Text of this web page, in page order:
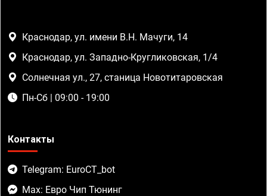
Краснодар, ул. имени В.Н. Мачуги, 14
Краснодар, ул. Западно-Кругликовская, 1/4
Солнечная ул., 27, станица Новотитаровская
Пн-Сб | 09:00 - 19:00
Контакты
Telegram: EuroCT_bot
Max: Евро Чип Тюнинг